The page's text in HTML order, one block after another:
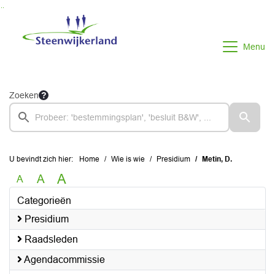
Ga naar de inhoud van deze pagina
Menu
Zoeken
U bevindt zich hier: Home Wie is wie Presidium Metin, D.
A A A
Categorieën
Presidium
Raadsleden
Agendacommissie